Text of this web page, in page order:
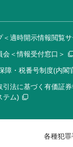
＜適時開示情報閲覧サ
＜情報受付窓口＞
障・税番号制度(内閣
引法に基づく有価証
テム)
各種犯